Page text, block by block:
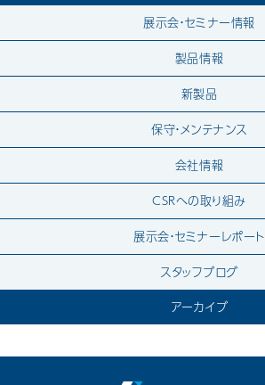
展示会・セミナー情報
製品情報
新製品
保守・メンテナンス
会社情報
CSRへの取り組み
展示会・セミナーレポート
スタッフブログ
アーカイブ